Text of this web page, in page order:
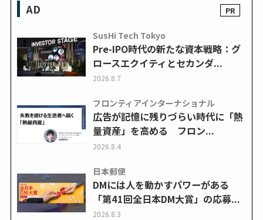
AD
SusHi Tech Tokyo
Pre-IPO時代の新たな資本戦略：グ
ロースエクイティとセカンダ...
2026.8.7
フロンティアインターナショナル
広告が記憶に残りづらい時代に「熱
量資産」を高める フロン...
2026.8.4
日本郵便
DMには人を動かすパワーがある
「第41回全日本DM大賞」の応募...
2026.8.3